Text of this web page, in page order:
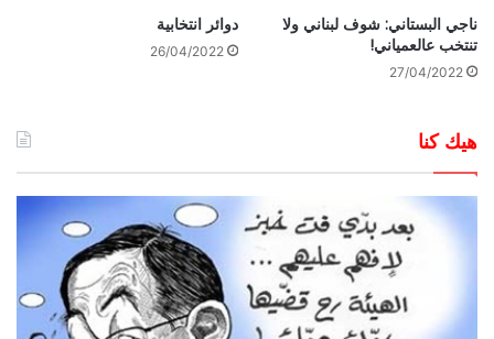
ناجي البستاني: شوف لبناني ولا
تنتخب عالعمياني!
27/04/2022
دوائر انتخابية
26/04/2022
هيك كنا